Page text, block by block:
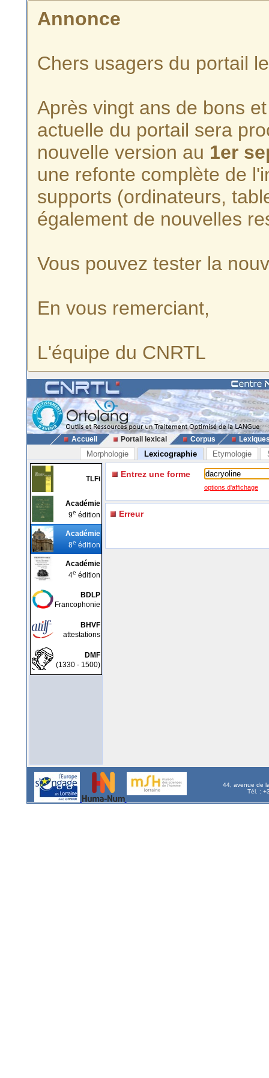
Annonce
Chers usagers du portail
Après vingt ans de bons
actuelle du portail sera
nouvelle version au 1er
une refonte complète de
supports (ordinateurs,
également de nouvelles
Vous pouvez tester la
En vous remerciant,
L'équipe du CNRTL
Accueil Portail lexical Corpus
Morphologie Lexicographie Etymologie
TLFi
Académie
9e édition
Académie
8e édition
Académie
4e édition
BDLP
Francophonie
BHVF
attestations
DMF
(1330 - 1500)
Entrez une forme
options d'affichage
Erreur
44, avenue de
Tél. :